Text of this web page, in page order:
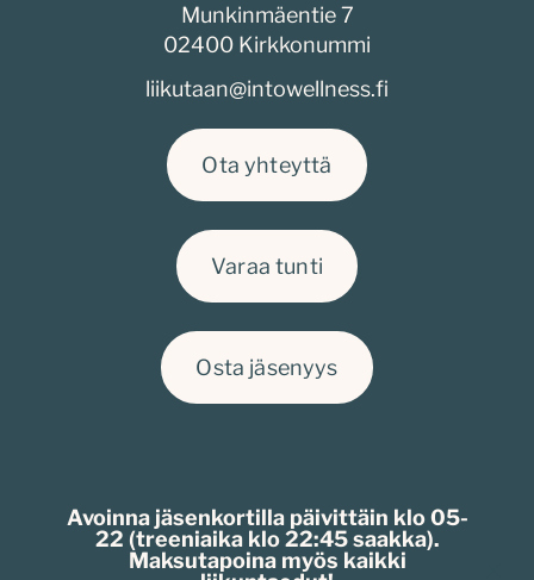
Munkinmäentie 7
02400 Kirkkonummi
liikutaan@intowellness.fi
Ota yhteyttä
Varaa tunti
Osta jäsenyys
Avoinna jäsenkortilla päivittäin klo 05-
22 (treeniaika klo 22:45 saakka).
Maksutapoina myös kaikki